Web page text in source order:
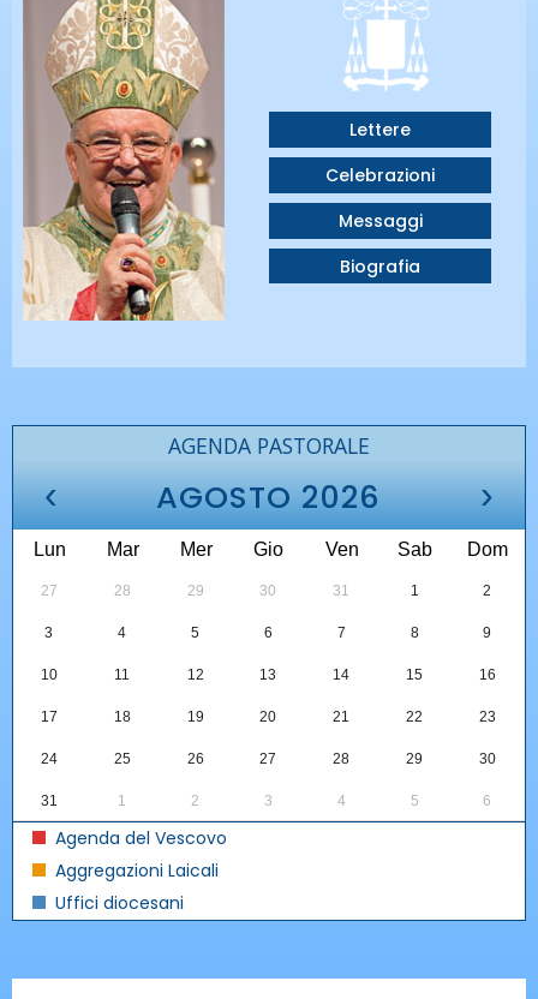
Lettere
Celebrazioni
Messaggi
Biografia
AGENDA PASTORALE
‹ AGOSTO 2026 ›
Lun Mar Mer Gio Ven Sab Dom
27 28 29 30 31 1 2
3 4 5 6 7 8 9
10 11 12 13 14 15 16
17 18 19 20 21 22 23
24 25 26 27 28 29 30
31 1 2 3 4 5 6
Agenda del Vescovo
Aggregazioni Laicali
Uffici diocesani